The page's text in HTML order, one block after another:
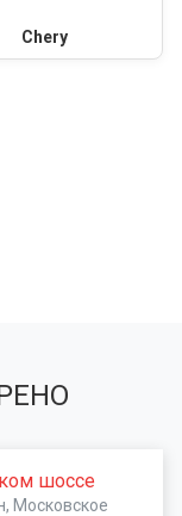
Chery
шоссе
Московское